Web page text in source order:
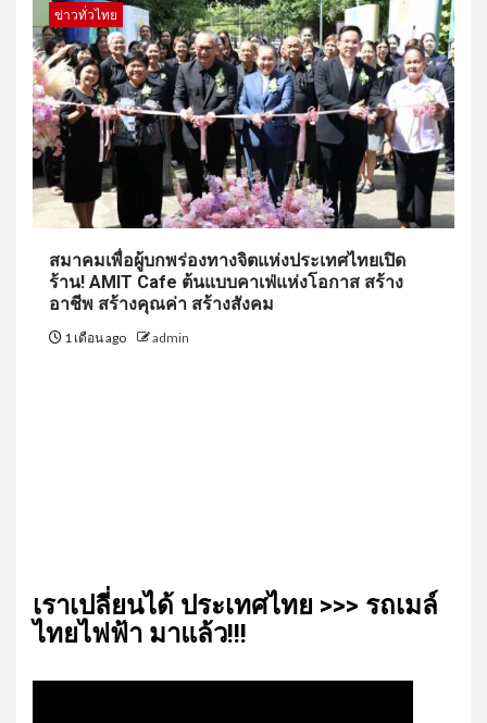
ข่าวทั่วไทย
สมาคมเพื่อผู้บกพร่องทางจิตแห่งประเทศไทยเปิด
ร้าน! AMIT Cafe ต้นแบบคาเฟ่แห่งโอกาส สร้าง
อาชีพ สร้างคุณค่า สร้างสังคม
1 เดือน ago admin
เรา​เปลี่ยน​ได้​ ประเทศ​ไทย​ >>> รถเมล์​
ไทย​ไฟฟ้า​ มาแล้ว!!!